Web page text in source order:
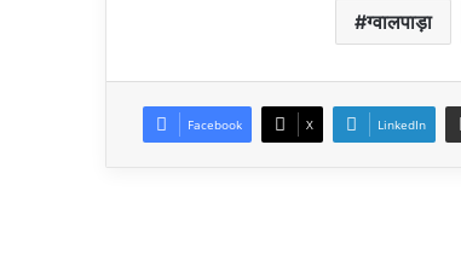
ग्वालपाड़ा
Facebook X LinkedIn